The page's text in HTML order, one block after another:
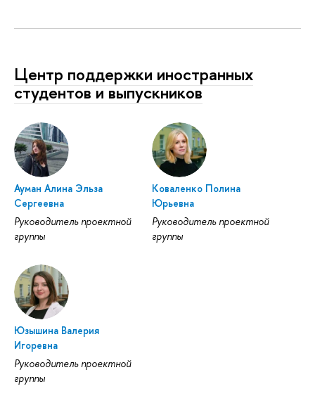
Центр поддержки иностранных
студентов и выпускников
Ауман Алина Эльза
Сергеевна
Руководитель проектной
группы
Коваленко Полина
Юрьевна
Руководитель проектной
группы
Юзышина Валерия
Игоревна
Руководитель проектной
группы